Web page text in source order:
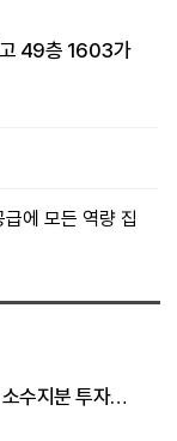
고 49층 1603가
에 모든 역량 집
수지분 투자…